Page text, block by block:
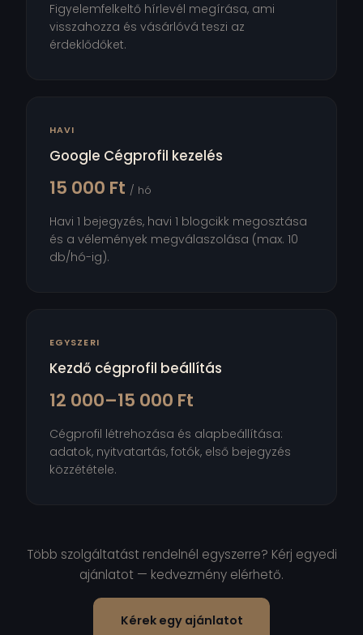
Figyelemfelkeltő hírlevél megírása, ami
visszahozza és vásárlóvá teszi az
érdeklődőket.
HAVI
Google Cégprofil kezelés
15 000 Ft / hó
Havi 1 bejegyzés, havi 1 blogcikk megosztása
és a vélemények megválaszolása (max. 10
db/hó-ig).
EGYSZERI
Kezdő cégprofil beállítás
12 000–15 000 Ft
Cégprofil létrehozása és alapbeállítása:
adatok, nyitvatartás, fotók, első bejegyzés
közzététele.
Több szolgáltatást rendelnél egyszerre? Kérj egyedi
ajánlatot — kedvezmény elérhető.
Kérek egy ajánlatot